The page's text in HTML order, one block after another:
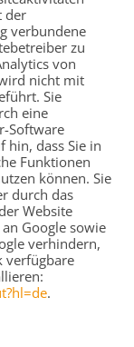
der
verbundene
zu
von
nicht mit
Sie
eine
Software
hin, dass Sie in
Funktionen
können. Sie
durch das
Website
Google sowie
verhindern,
verfügbare
.